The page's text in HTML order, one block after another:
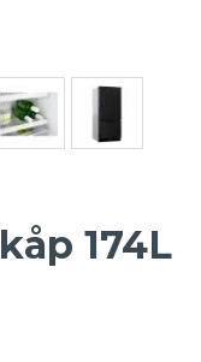
174L